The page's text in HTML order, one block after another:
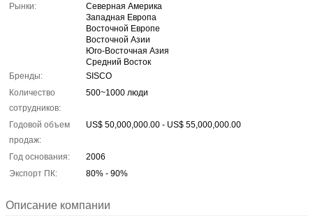
Рынки:
Северная Америка
Западная Европа
Восточной Европе
Восточной Азии
Юго-Восточная Азия
Средний Восток
Бренды:
SISCO
Количество
сотрудников:
500~1000 люди
Годовой объем
продаж:
US$ 50,000,000.00 - US$ 55,000,000.00
Год основания:
2006
Экспорт ПК:
80% - 90%
Описание компании